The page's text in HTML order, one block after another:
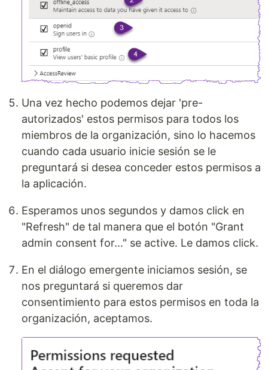
Una vez hecho podemos dejar 'pre-
autorizados' estos permisos para todos los
miembros de la organización, sino lo hacemos
cuando cada usuario inicie sesión se le
preguntará si desea conceder estos permisos a
la aplicación.
Esperamos unos segundos y damos click en
"Refresh" de tal manera que el botón "Grant
admin consent for..." se active. Le damos click.
En el diálogo emergente iniciamos sesión, se
nos preguntará si queremos dar
consentimiento para estos permisos en toda la
organización, aceptamos.